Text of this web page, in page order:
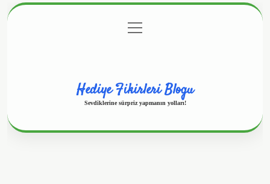
Gizlilik Politikası
menüyü
aç
Hediye Fikirleri Blogu
Sevdiklerine sürpriz yapmanın yolları!